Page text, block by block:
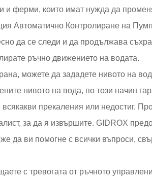
ферми, които имат нужда да
Автоматично Контролиране на
да се следи и да продължава
ръчно движението на водата.
можете да зададете нивото на
нивото на вода, по този начин
прекаления или недостиг.
за да я извършите. GIDROX
да ви помогне с всички въпроси,
с тревогата от ръчното